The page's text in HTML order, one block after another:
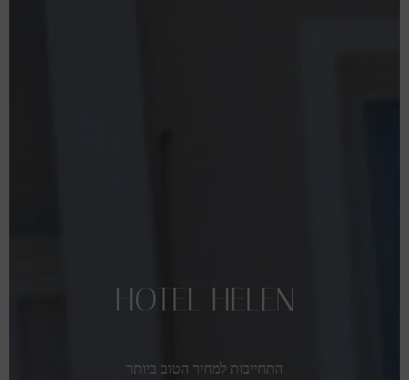
HELEN
HOTEL
התחייבותלמחיר הטוב ביותר